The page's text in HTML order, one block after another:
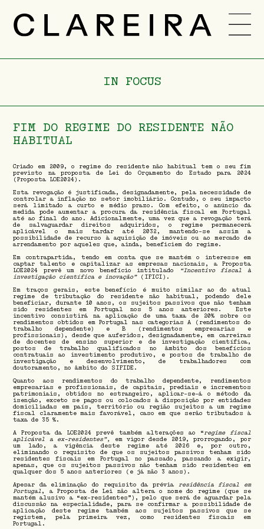
EQUIPA
CARREIRA
NOVIDADES
PT
ENG
IN FOCUS
FIM DO REGIME DO RESIDENTE NÃO
HABITUAL
Criado em 2009, o regime do residente não habitual tem o seu fim
previsto na proposta de Lei do Orçamento do Estado para 2024
(Proposta LOE2024).
Esta revogação é justificada, designadamente, pela necessidade de
controlar a inflação no setor imobiliário. Contudo, o seu impacto
será limitado a curto e médio prazo. Com efeito, o anúncio da
medida pode aumentar a procura da residência fiscal em Portugal
até ao final do ano. Adicionalmente, uma vez que a revogação terá
de salvaguardar direitos adquiridos, o regime permanecerá
aplicável o mais tardar até 2032, mantendo-se assim a
possibilidade de recurso à aquisição de imóveis ou ao mercado de
arrendamento por aqueles que, ainda, beneficiem do regime.
Em contrapartida, tendo em conta que se mantém o interesse em
captar talento e capitalizar as empresas nacionais, a Proposta
LOE2024 prevê um novo benefício intitulado
“Incentivo fiscal à
investigação científica e inovação”(IFICI).
Em traços gerais, este benefício é muito similar ao do atual
regime de tributação do residente não habitual, podendo dele
beneficiar, durante 10 anos, os sujeitos passivos que não tenham
sido residentes em Portugal nos 5 anos anteriores. Este
incentivo consistirá na aplicação de uma taxa de 20% sobre os
rendimentos obtidos em Portugal nas categorias A (rendimentos do
trabalho dependente) e B (rendimentos empresarias e
profissionais), desde que auferidos, designadamente, em carreiras
de docentes de ensino superior e de investigação científica,
postos de trabalho qualificados no âmbito dos benefícios
contratuais ao investimento produtivo, e postos de trabalho de
investigação e desenvolvimento, de trabalhadores com
doutoramento, no âmbito do SIFIDE.
Quanto aos rendimentos do trabalho dependente, rendimentos
empresarias e profissionais, de capitais, prediais e incrementos
patrimoniais, obtidos no estrangeiro, aplicar-se-á o método da
isenção, exceto se pagos ou colocados à disposição por entidades
domiciliadas em país, território ou região sujeitos a um regime
fiscal claramente mais favorável, caso em que serão tributados à
taxa de 35 %.
A Proposta da LOE2024 prevê também alterações ao “ regime fiscal
aplicável a ex-residentes”,
em vigor desde 2019, prorrogando, por
um lado, a vigência deste regime até 2026 e, por outro,
eliminando o requisito de que os sujeitos passivos tenham sido
residentes fiscais em Portugal no passado, passando a exigir,
apenas, que os sujeitos passivos não tenham sido residentes em
qualquer dos 5 anos anteriores (e já não 3 anos).
Apesar da eliminação do requisito da prévia
residência fiscal em
Portugal , a Proposta de Lei não altera o nome do regime (que se
mantém alusivo a “ex-residentes”), pelo que será de aguardar pela
discussão na especialidade, para se confirmar a possibilidade de
aplicação deste regime também aos sujeitos passivos que se
registem, pela primeira vez, como residentes fiscais em
Portugal.